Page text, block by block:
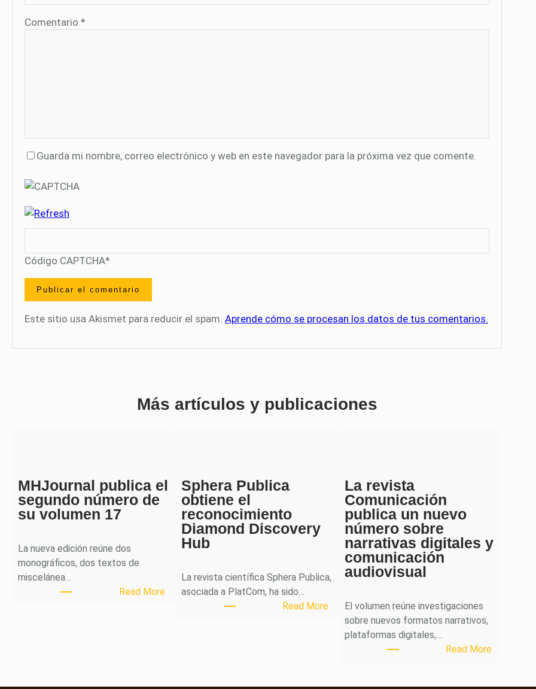
Comentario *
Guarda mi nombre, correo electrónico y web en este navegador para la próxima vez que comente.
Código CAPTCHA*
Este sitio usa Akismet para reducir el spam. Aprende cómo se procesan los datos de tus comentarios.
Más artículos y publicaciones
MHJournal publica el
segundo número de
su volumen 17
La nueva edición reúne dos
monográficos, dos textos de
miscelánea…
Read More:
Sphera Publica
obtiene el
reconocimiento
Diamond Discovery
Hub
La revista científica Sphera Publica,
asociada a PlatCom, ha sido…
Read More:
La revista
Comunicación
publica un nuevo
número sobre
narrativas digitales y
comunicación
audiovisual
El volumen reúne investigaciones
sobre nuevos formatos narrativos,
plataformas digitales,…
Read More: